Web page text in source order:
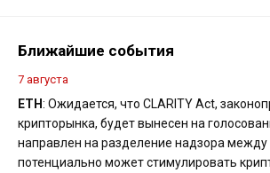
Ближайшие события
7 августа
ETH: Ожидается, что CLARITY Act,
крипторынка, будет вынесен на
направлен на разделение надзора между
потенциально может стимулировать